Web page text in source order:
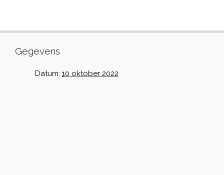
Gegevens
Datum: 10 oktober 2022